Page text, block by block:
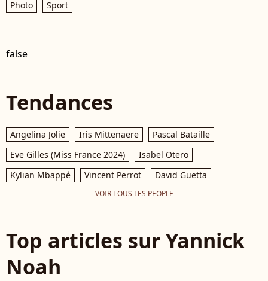
Photo
Sport
false
Tendances
Angelina Jolie Iris Mittenaere
Pascal Bataille
Eve Gilles (Miss France 2024)
Isabel Otero
Kylian Mbappé
Vincent Perrot David Guetta
VOIR TOUS LES PEOPLE
Top articles sur Yannick
Noah